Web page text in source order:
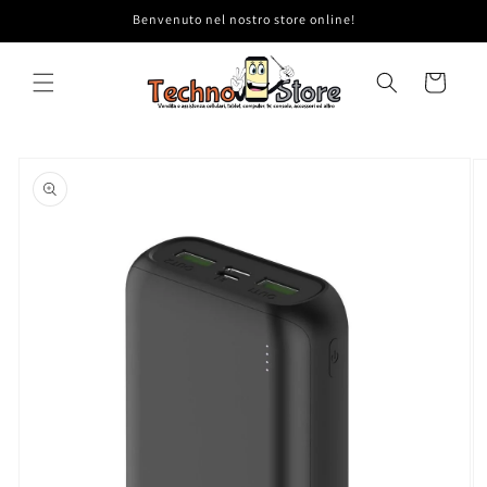
ai contenuti
Benvenuto nel nostro store online!
Carrello
informazioni
sul prodotto